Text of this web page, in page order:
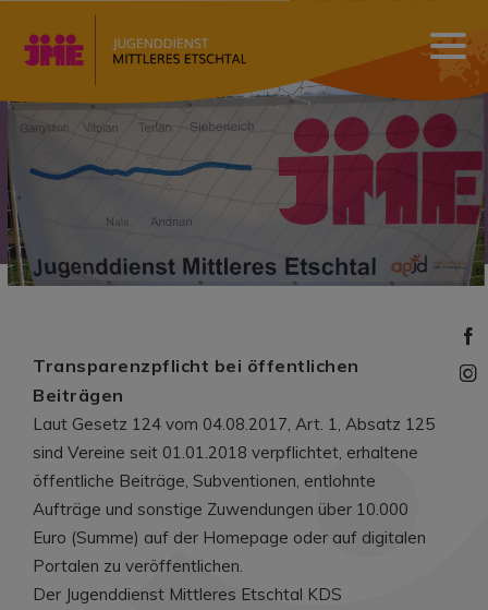
Transparenzpflicht bei öffentlichen
Beiträgen
Laut Gesetz 124 vom 04.08.2017, Art. 1, Absatz 125
sind Vereine seit 01.01.2018 verpflichtet, erhaltene
öffentliche Beiträge, Subventionen, entlohnte
Aufträge und sonstige Zuwendungen über 10.000
Euro (Summe) auf der Homepage oder auf digitalen
Portalen zu veröffentlichen.
Der Jugenddienst Mittleres Etschtal KDS